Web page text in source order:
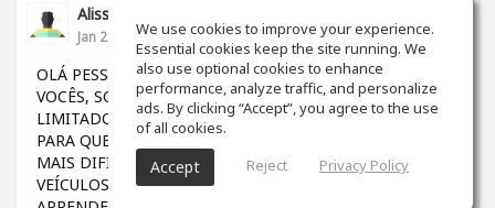
Alisson Felipe Fernandes
Jan 20, 2023
OLÁ PESSOAL GOSTARIA DE DIVIDIR UMA DÚVIDA COM
VOCÊS, SOU BRASILEIRO E OS ESTUDOS POR AQUI SÃO
LIMITADOS (Para quem não tem dinheiro), AINDA MAIS
PARA QUEM VIVE NA MARGEM DA SOCIEDADE, FICA
MAIS DIFÍCIL TER OPORTUNIDADES. GRAÇAS A OS
VEÍCULOS DE COMUNICAÇÃO, CONSEGUIMOS
We use cookies to improve your experience.
Essential cookies keep the site running. We
also use optional cookies to enhance
performance, analyze traffic, and personalize
ads. By clicking “Accept”, you agree to the use
of all cookies.
Accept Reject Privacy Policy